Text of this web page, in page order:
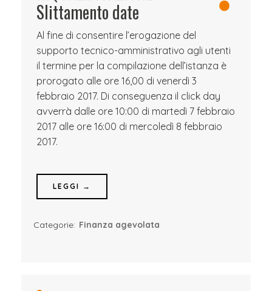
Slittamento date
Al fine di consentire l’erogazione del
supporto tecnico-amministrativo agli utenti
il termine per la compilazione dell’istanza è
prorogato alle ore 16,00 di venerdì 3
febbraio 2017. Di conseguenza il click day
avverrà dalle ore 10:00 di martedì 7 febbraio
2017 alle ore 16:00 di mercoledì 8 febbraio
2017.
LEGGI →
Categorie: Finanza agevolata